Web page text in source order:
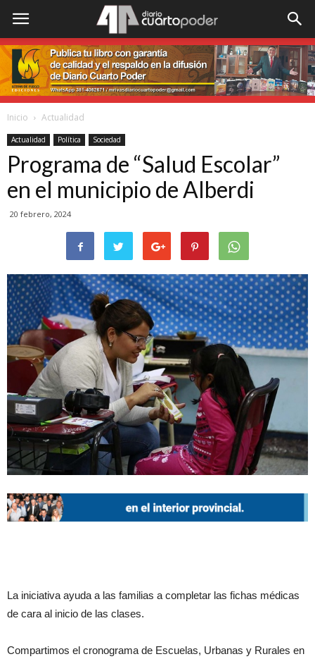
Inicio Actualidad
Actualidad Política Sociedad
Programa de “Salud Escolar”
en el municipio de Alberdi
20 febrero, 2024
La iniciativa ayuda a las familias a completar las fichas médicas
de cara al inicio de las clases.
Compartimos el cronograma de Escuelas, Urbanas y Rurales en